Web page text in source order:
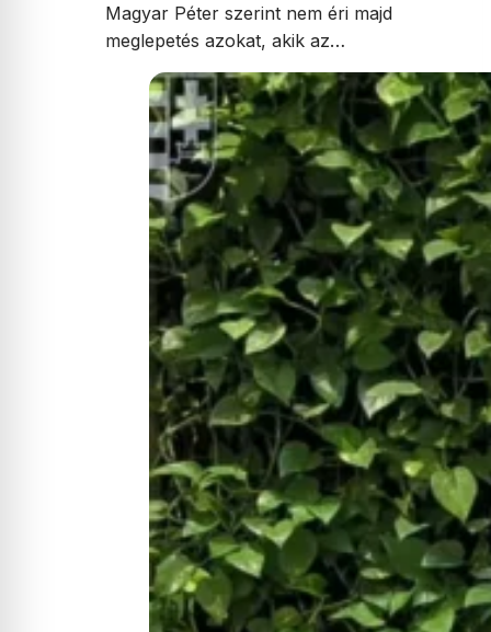
Magyar Péter szerint nem éri majd
meglepetés azokat, akik az…